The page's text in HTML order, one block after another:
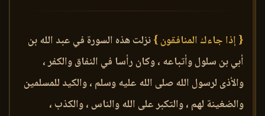
{ إذا جاءك المنافقون }نزلت هذه السورة في عبد الله بن
أبي بن سلول وأتباعه ، وكان رأسا في النفاق والكفر ،
والأذى لرسول الله صلى الله عليه وسلم ، والكيد للمسلمين
والضغينة لهم ، والتكبر على الله والناس ، والكذب ،